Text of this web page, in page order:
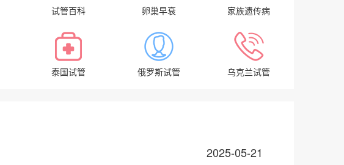
试管百科 卵巢早衰 家族遗传病
泰国试管 俄罗斯试管 乌克兰试管
2025-05-21